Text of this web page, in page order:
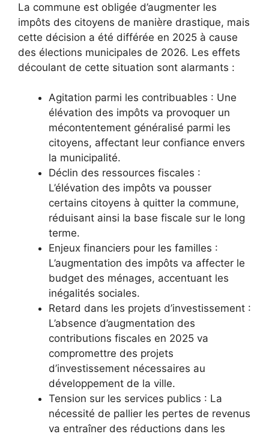
La commune est obligée d’augmenter les
impôts des citoyens de manière drastique, mais
cette décision a été différée en 2025 à cause
des élections municipales de 2026. Les effets
découlant de cette situation sont alarmants :
Agitation parmi les contribuables : Une
élévation des impôts va provoquer un
mécontentement généralisé parmi les
citoyens, affectant leur confiance envers
la municipalité.
Déclin des ressources fiscales :
L’élévation des impôts va pousser
certains citoyens à quitter la commune,
réduisant ainsi la base fiscale sur le long
terme.
Enjeux financiers pour les familles :
L’augmentation des impôts va affecter le
budget des ménages, accentuant les
inégalités sociales.
Retard dans les projets d’investissement :
L’absence d’augmentation des
contributions fiscales en 2025 va
compromettre des projets
d’investissement nécessaires au
développement de la ville.
Tension sur les services publics : La
nécessité de pallier les pertes de revenus
va entraîner des réductions dans les